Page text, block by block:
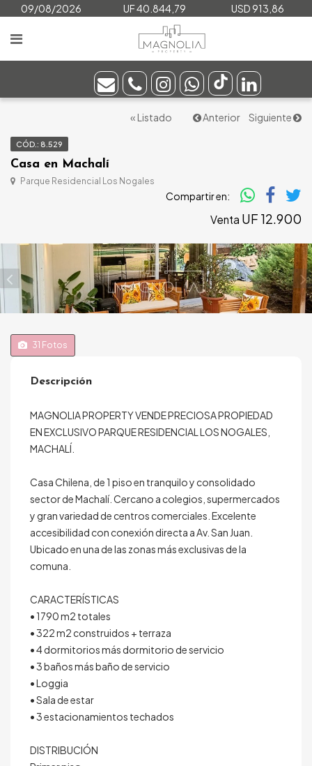
09/08/2026 UF 40.844,79 USD 913,86
« Listado Anterior Siguiente
CÓD.: 8.529
Casa en Machalí
Parque Residencial Los Nogales
Compartir en:
Venta UF 12.900
31 Fotos
Descripción
MAGNOLIA PROPERTY VENDE PRECIOSA PROPIEDAD
EN EXCLUSIVO PARQUE RESIDENCIAL LOS NOGALES,
MACHALÍ.
Casa Chilena, de 1 piso en tranquilo y consolidado
sector de Machalí. Cercano a colegios, supermercados
y gran variedad de centros comerciales. Excelente
accesibilidad con conexión directa a Av. San Juan.
Ubicado en una de las zonas más exclusivas de la
comuna.
CARACTERÍSTICAS
• 1790 m2 totales
• 322 m2 construidos + terraza
• 4 dormitorios más dormitorio de servicio
• 3 baños más baño de servicio
• Loggia
• Sala de estar
• 3 estacionamientos techados
DISTRIBUCIÓN